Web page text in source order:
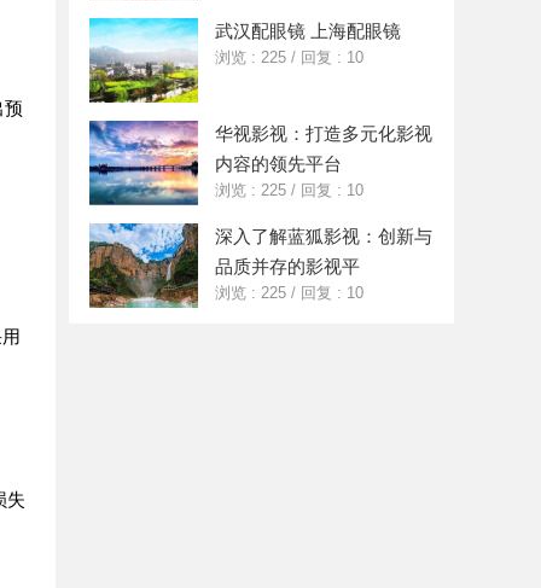
预
失
武汉配眼镜 上海配眼镜
浏览 : 225 / 回复 : 10
华视影视：打造多元化影视
内容的领先平台
浏览 : 225 / 回复 : 10
深入了解蓝狐影视：创新与
品质并存的影视平
浏览 : 225 / 回复 : 10